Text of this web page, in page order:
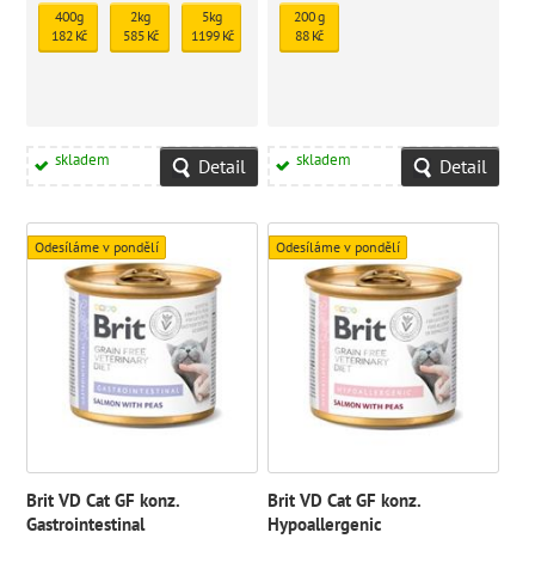
400g
182 Kč
2kg
585 Kč
5kg
1199 Kč
skladem Detail
postprandiální glykémie u koček
léčených na diabetes mellitus.
Nízká hladina mono- a disacharidů.
200 g
88 Kč
skladem Detail
Odesíláme v pondělí
Brit VD Cat GF konz.
Gastrointestinal
Odesíláme v pondělí
Brit VD Cat GF konz.
Hypoallergenic